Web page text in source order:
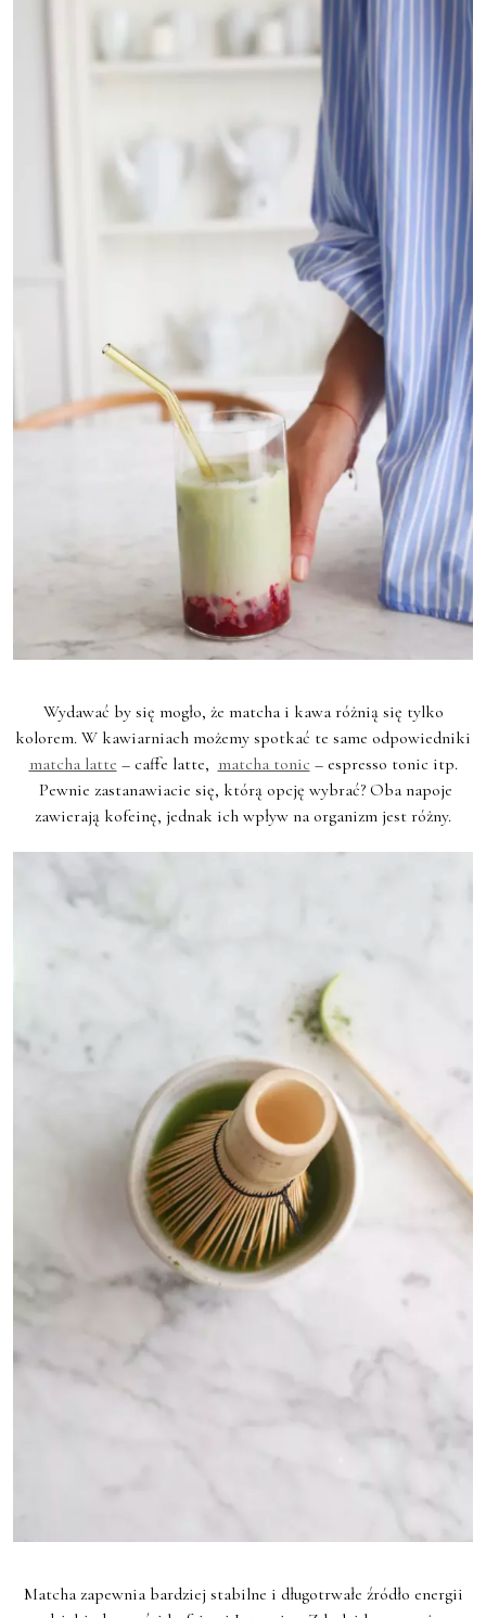
Wydawać by się mogło, że matcha i kawa różnią się tylko
kolorem. W kawiarniach możemy spotkać te same odpowiedniki
matcha latte – caffe latte, matcha tonic – espresso tonic itp.
Pewnie zastanawiacie się, którą opcję wybrać? Oba napoje
zawierają kofeinę, jednak ich wpływ na organizm jest różny.
Matcha zapewnia bardziej stabilne i długotrwałe źródło energii